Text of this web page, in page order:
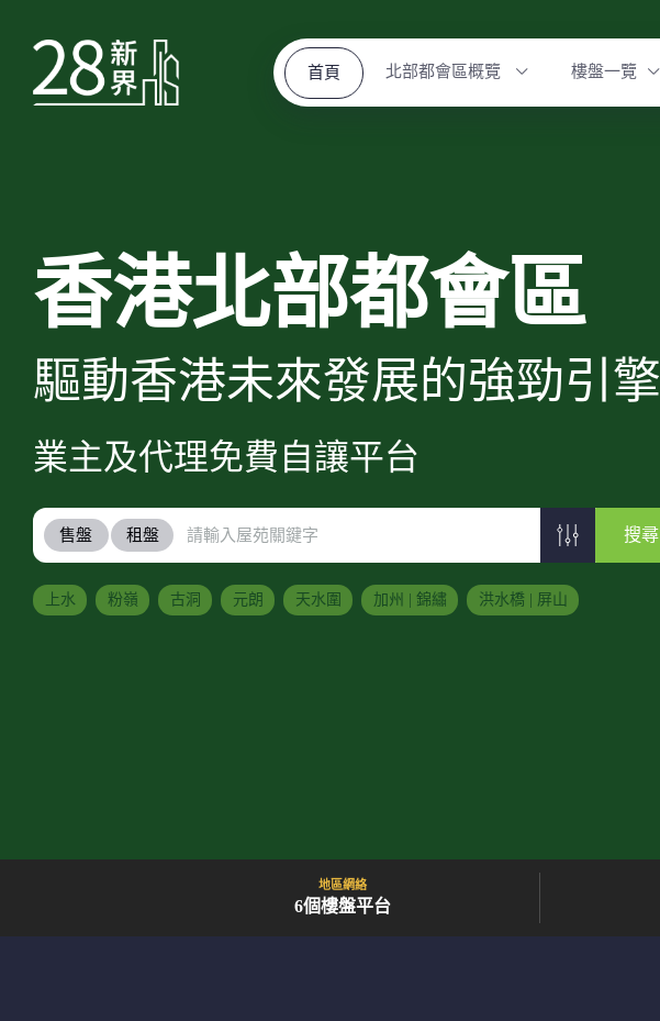
首頁 北部都會區概覽 樓盤一覽
香港北部都會區
驅動香港未來發展的強勁引擎
業主及代理免費自讓平台
售盤 租盤 搜尋
上水 粉嶺 古洞 元朗 天水圍 加州 | 錦繡 洪水橋 | 屏山
地區網絡
6個樓盤平台